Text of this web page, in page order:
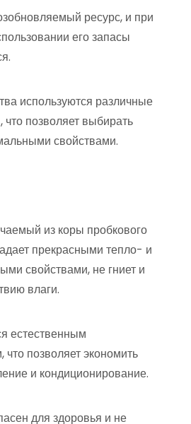
ресурс, и при
его запасы
используются различные
позволяет выбирать
свойствами.
из коры пробкового
прекрасными тепло- и
свойствами, не гниет и
влаги.
естественным
что позволяет экономить
и кондиционирование.
для здоровья и не